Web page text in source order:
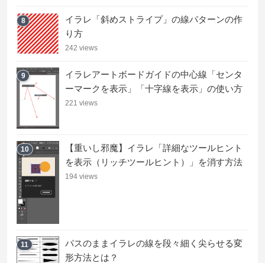
8
イラレ「斜めストライプ」の線パターンの作
り方
242 views
9
イラレアートボードガイドの中心線「センタ
ーマークを表示」「十字線を表示」の使い方
221 views
10
【重いし邪魔】イラレ「詳細なツールヒント
を表示（リッチツールヒント）」を消す方法
194 views
11
パスのままイラレの線を段々細く尖らせる変
形方法とは？